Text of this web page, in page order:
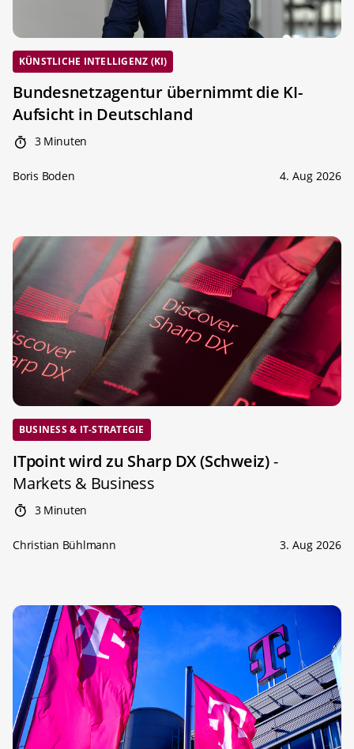
KÜNSTLICHE INTELLIGENZ (KI)
Bundesnetzagentur übernimmt die KI-
Aufsicht in Deutschland
3 Minuten
Boris Boden 4. Aug 2026
BUSINESS & IT-STRATEGIE
ITpoint wird zu Sharp DX (Schweiz)-
Markets & Business
3 Minuten
Christian Bühlmann 3. Aug 2026